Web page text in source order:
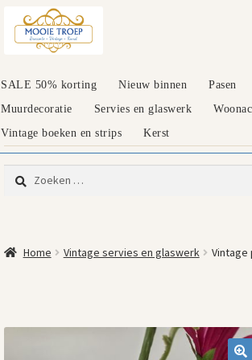
door
naar
SALE 50% korting Nieuw binnen
Pasen
Muurdecoratie
Servies en glaswerk
Vintage boeken en strips
Kerst
Zoeken
naar:
Home Vintage servies en glaswerk Vintage